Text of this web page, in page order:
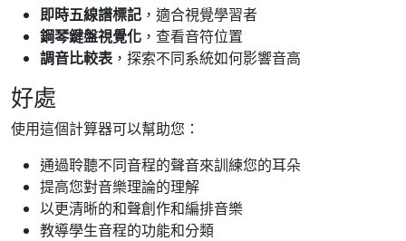
即時五線譜標記 ，適合視覺學習者
鋼琴鍵盤視覺化 ，查看音符位置
調音比較表，探索不同系統如何影響音高
好處
使用這個計算器可以幫助您：
通過聆聽不同音程的聲音來訓練您的耳朵
提高您對音樂理論的理解
以更清晰的和聲創作和編排音樂
教導學生音程的功能和分類